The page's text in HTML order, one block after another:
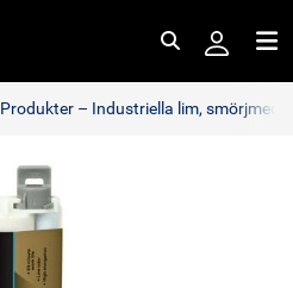
Produkter – Industriella lim,